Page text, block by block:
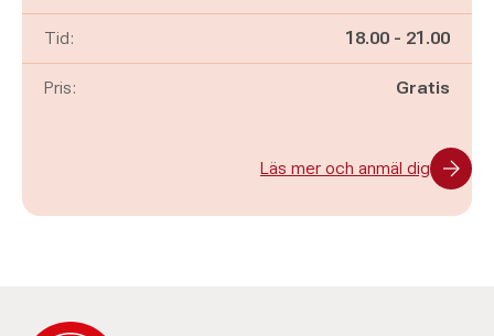
Tid: Pågår mellan
18.00 - och
21.00
Pris: Gratis
Läs mer och anmäl dig